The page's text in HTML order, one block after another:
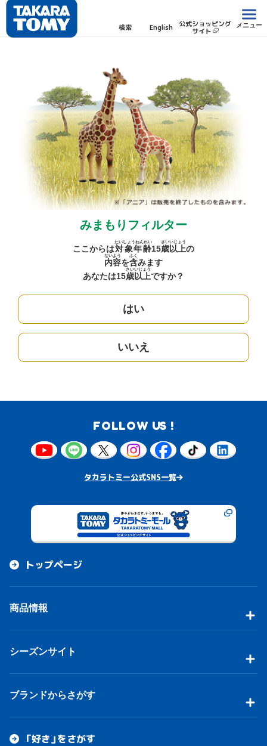
検索 English 公式ショッピング
サイト
メニュー
みまもりフィルター
ここからは対象年齢
たいしょうねんれい
15歳
さい
以上
いじょう
の
内容
ないよう
を含
ふく
みます
あなたは15歳
さい
以上
いじょう
ですか？
はい
いいえ
FOLLOW US !
タカラトミー公式SNS一覧
トップページ
商品情報
シーズンサイト
ブランドからさがす
「好き」をさがす